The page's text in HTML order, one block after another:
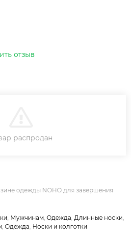
отзыв
распродан
одежды NOHO для завершения
, Мужчинам, Одежда, Длинные носки,
, Одежда, Носки и колготки